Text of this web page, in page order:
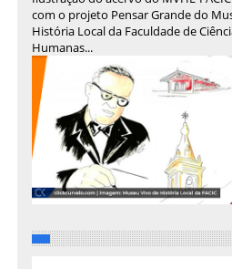
com o projeto Pensar Grande do
História Local da Faculdade de
Humanas...